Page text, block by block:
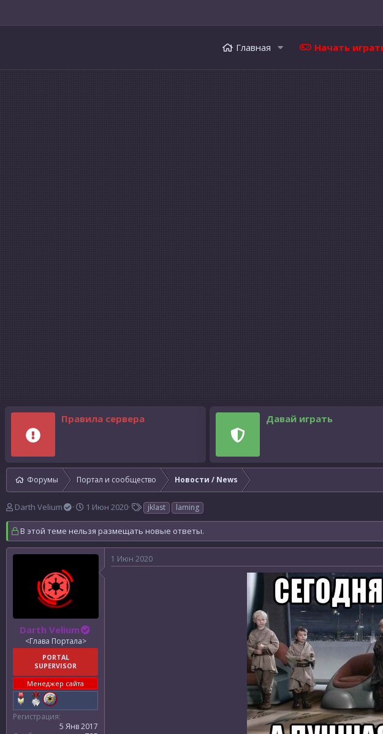
Главная Начать
Правила сервера Давай играть
Форумы Портал и сообщество Новости / News
А
т
о
р
Darth Velium
Д
т
а
н
1 Июн 2020
Т
е
г
и
jklast laming
В этой теме нельзя размещать новые ответы.
Darth Velium
<Глава Портала>
PORTAL
SUPERVISOR
Менеджер сайта
Регистрация
5 Янв 2017
1 Июн 2020